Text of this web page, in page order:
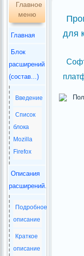
Главное
меню
Главная
Блок
расширений
(состав...)
Введение
Список
блока
Mozilla
Firefox
Описания
расширений.
Подробное
описание
Краткое
описание
для